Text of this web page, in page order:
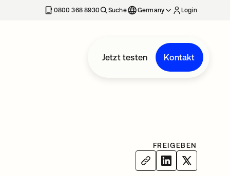
0800 368 8930 Suche Germany Login
Jetzt testen Kontakt
FREIGEBEN